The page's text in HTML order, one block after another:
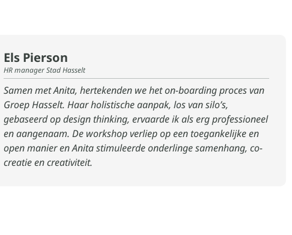
Els Pierson
HR manager Stad Hasselt
Samen met Anita, hertekenden we het on-boarding proces van
Groep Hasselt. Haar holistische aanpak, los van silo’s,
gebaseerd op design thinking, ervaarde ik als erg professioneel
en aangenaam. De workshop verliep op een toegankelijke en
open manier en Anita stimuleerde onderlinge samenhang, co-
creatie en creativiteit.